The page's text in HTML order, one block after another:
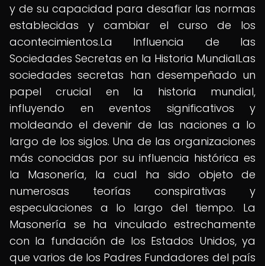
y de su capacidad para desafiar las normas
establecidas y cambiar el curso de los
acontecimientos.La Influencia de las
Sociedades Secretas en la Historia MundialLas
sociedades secretas han desempeñado un
papel crucial en la historia mundial,
influyendo en eventos significativos y
moldeando el devenir de las naciones a lo
largo de los siglos. Una de las organizaciones
más conocidas por su influencia histórica es
la Masonería, la cual ha sido objeto de
numerosas teorías conspirativas y
especulaciones a lo largo del tiempo. La
Masonería se ha vinculado estrechamente
con la fundación de los Estados Unidos, ya
que varios de los Padres Fundadores del país